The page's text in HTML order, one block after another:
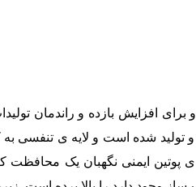
برای افزایش بازده و راندمان
و تولید شده است و لایه ی
پوتین ایمنی نگهبان یک